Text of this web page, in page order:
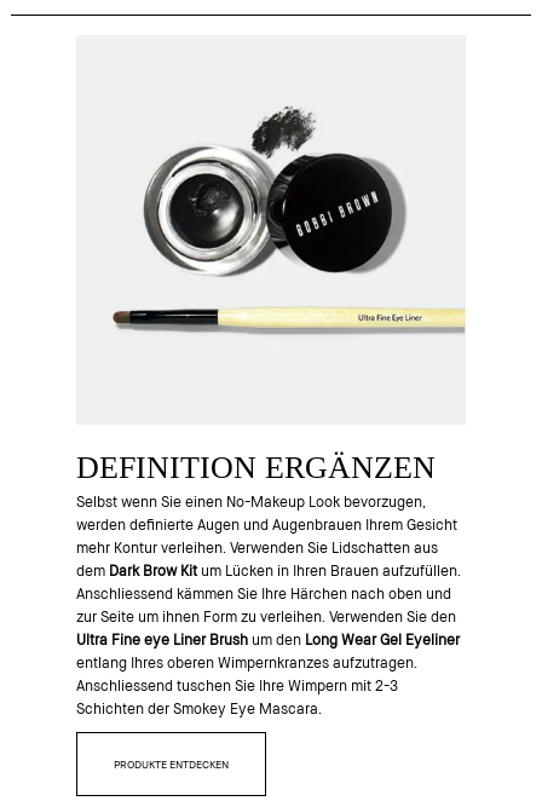
DEFINITION ERGÄNZEN
Selbst wenn Sie einen No-Makeup Look bevorzugen,
werden definierte Augen und Augenbrauen Ihrem Gesicht
mehr Kontur verleihen. Verwenden Sie Lidschatten aus
dem Dark Brow Kitum Lücken in Ihren Brauen aufzufüllen.
Anschliessend kämmen Sie Ihre Härchen nach oben und
zur Seite um ihnen Form zu verleihen. Verwenden Sie den
Ultra Fine eye Liner Brushum den Long Wear Gel Eyeliner
entlang Ihres oberen Wimpernkranzes aufzutragen.
Anschliessend tuschen Sie Ihre Wimpern mit 2-3
Schichten der Smokey Eye Mascara.
PRODUKTE ENTDECKEN